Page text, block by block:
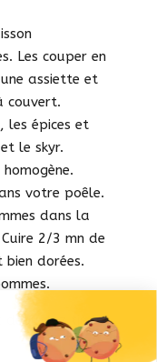
Les couper en
assiette et
couvert.
les épices et
le skyr.
votre poêle.
dans la
2/3 mn de
bien dorées.
dégustez tiède